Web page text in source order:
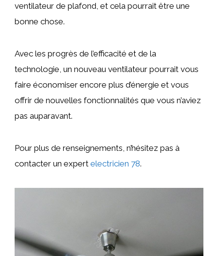
ventilateur de plafond, et cela pourrait être une
bonne chose.
Avec les progrès de l’efficacité et de la
technologie, un nouveau ventilateur pourrait vous
faire économiser encore plus d’énergie et vous
offrir de nouvelles fonctionnalités que vous n’aviez
pas auparavant.
Pour plus de renseignements, n’hésitez pas à
contacter un expert electricien 78.